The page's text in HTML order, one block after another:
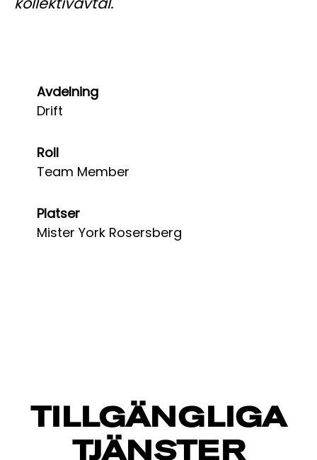
Avdelning
Drift
Roll
Team Member
Platser
Mister York Rosersberg
TILLGÄNGLIGA
TJÄNSTER